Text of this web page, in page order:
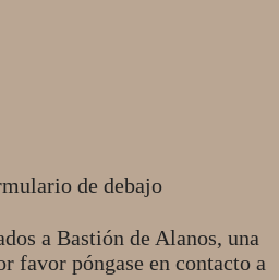
de debajo
a Bastión de Alanos, una
favor póngase en contacto a